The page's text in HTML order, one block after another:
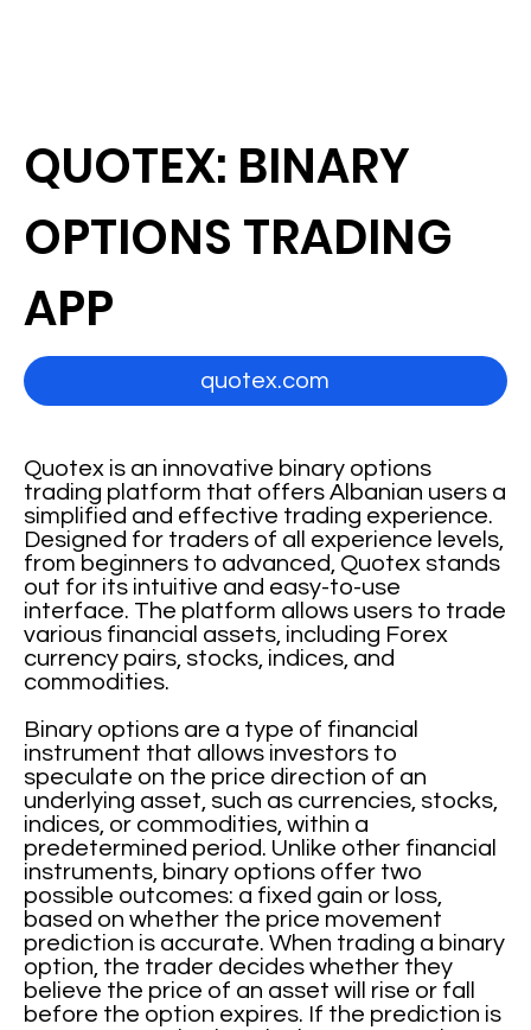
Quotex is an innovative binary options
trading platform that offers Albanian users a
simplified and effective trading experience.
Designed for traders of all experience levels,
from beginners to advanced, Quotex stands
out for its intuitive and easy-to-use
interface. The platform allows users to trade
various financial assets, including Forex
currency pairs, stocks, indices, and
commodities.
Binary options are a type of financial
instrument that allows investors to
speculate on the price direction of an
underlying asset, such as currencies, stocks,
indices, or commodities, within a
predetermined period. Unlike other financial
instruments, binary options offer two
possible outcomes: a fixed gain or loss,
based on whether the price movement
prediction is accurate. When trading a binary
option, the trader decides whether they
believe the price of an asset will rise or fall
before the option expires. If the prediction is
QUOTEX: BINARY
OPTIONS TRADING
APP
quotex.com